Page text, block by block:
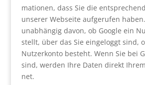
ma­tio­nen, dass Sie die
unse­rer Web­sei­te auf­ge­ru­fen
unab­hän­gig davon, ob Goog­le ein
stellt, über das Sie ein­ge­loggt sind,
Nut­zer­kon­to besteht. Wenn Sie bei
sind, wer­den Ihre Daten direkt
net.